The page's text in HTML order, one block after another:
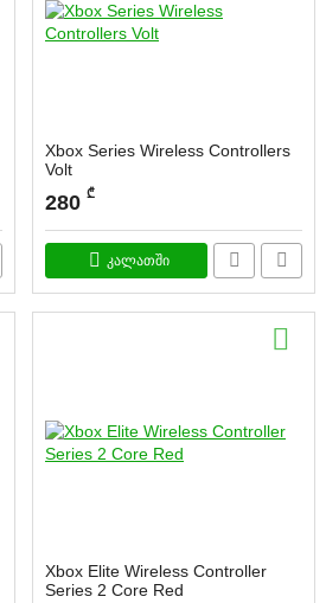
Xbox Series Wireless Controllers
Volt
სასაქონლო კოდი:
280 ₾
კალათში
Xbox Elite Wireless Controller
Series 2 Core Red